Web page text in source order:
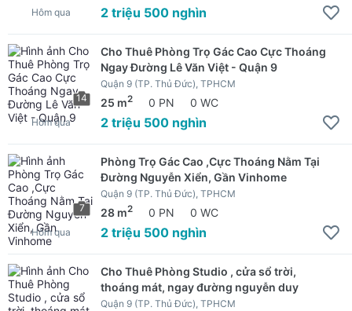
2 triệu 500 nghìn
Hôm qua
14
Cho Thuê Phòng Trọ Gác Cao Cực Thoáng
Ngay Đường Lê Văn Việt - Quận 9
Quận 9 (TP. Thủ Đức), TPHCM
25 m2 0 PN 0 WC
2 triệu 500 nghìn
Hôm qua
7
Phòng Trọ Gác Cao ,Cực Thoáng Nằm Tại
Đường Nguyễn Xiển, Gần Vinhome
Quận 9 (TP. Thủ Đức), TPHCM
28 m2 0 PN 0 WC
2 triệu 500 nghìn
Hôm qua
Cho Thuê Phòng Studio , cửa sổ trời,
thoáng mát, ngay đường nguyễn duy
Quận 9 (TP. Thủ Đức), TPHCM